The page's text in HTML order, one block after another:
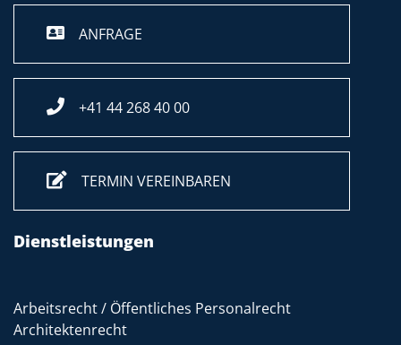
ANFRAGE
+41 44 268 40 00
TERMIN VEREINBAREN
Dienstleistungen
Arbeitsrecht / Öffentliches Personalrecht
Architektenrecht